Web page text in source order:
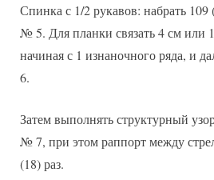
Спинка с 1/2 рукавов: набрать
№ 5. Для планки связать 4 см или
начиная с 1 изнаночного ряда, и
6.
Затем выполнять структурный
№ 7, при этом раппорт между
(18) раз.